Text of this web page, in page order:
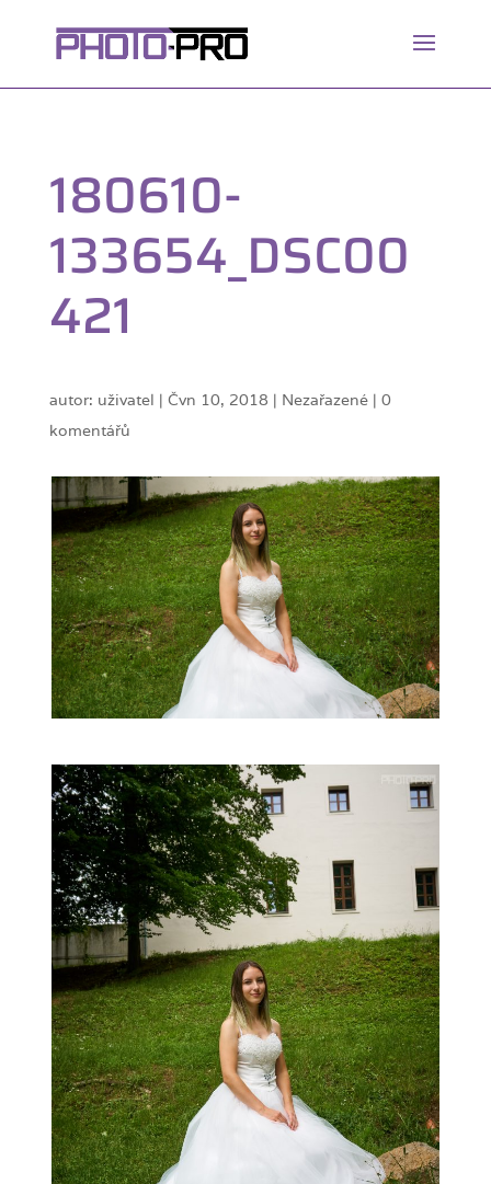
180610-
133654_DSC00
421
autor: uživatel | Čvn 10, 2018 | Nezařazené | 0
komentářů